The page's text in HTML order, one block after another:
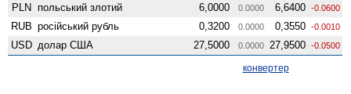
PLN польський злотий 6,0000 0.0000 6,6400 -0.0600
RUB російський рубль 0,3200 0.0000 0,3550 -0.0010
USD долар США 27,5000 0.0000 27,9500 -0.0500
конвертер